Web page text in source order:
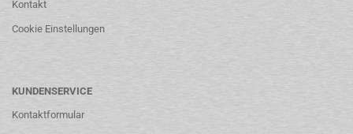
Kontakt
Cookie Einstellungen
KUNDENSERVICE
Kontaktformular